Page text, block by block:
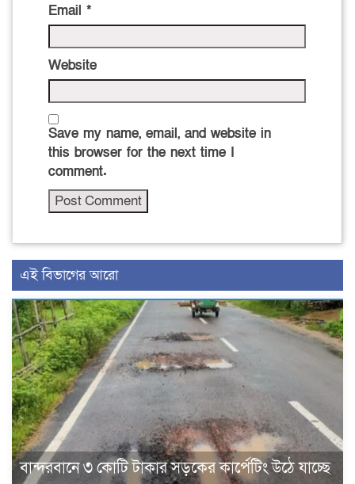
Email *
Website
Save my name, email, and website in
this browser for the next time I
comment.
এই বিভাগের আরো
বান্দরবানে ৩ কোটি টাকার সড়কের কার্পেটিং উঠে যাচ্ছে